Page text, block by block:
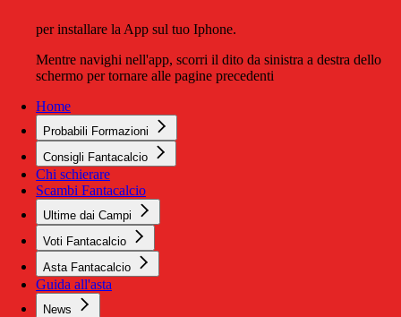
per installare la App sul tuo Iphone.
Mentre navighi nell'app, scorri il dito da sinistra a destra dello
schermo per tornare alle pagine precedenti
Home
Probabili Formazioni
Consigli Fantacalcio
Chi schierare
Scambi Fantacalcio
Ultime dai Campi
Voti Fantacalcio
Asta Fantacalcio
Guida all'asta
News